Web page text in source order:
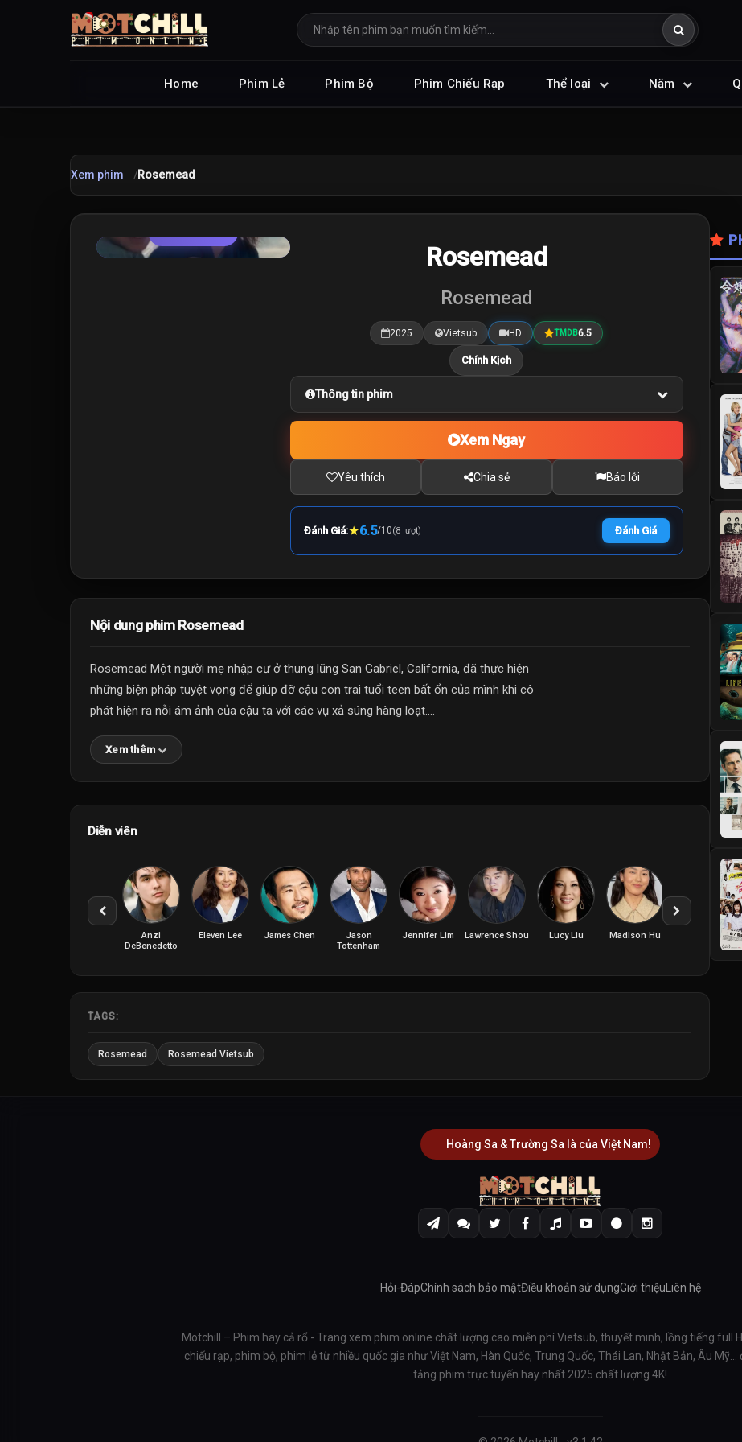
Home Phim Lẻ Phim Bộ Phim Chiếu Rạp Thể loại Năm
Xem phim Rosemead
★6.5/10 Rosemead
Rosemead
2025 Vietsub HD TMDB6.5
Chính Kịch
Thông tin phim
Xem Ngay
Yêu thích Chia sẻ Báo lỗi
Đánh Giá:★6.5/10(8 lượt) Đánh Giá
Nội dung phim Rosemead
Rosemead Một người mẹ nhập cư ở thung lũng San Gabriel, California, đã thực hiện
những biện pháp tuyệt vọng để giúp đỡ cậu con trai tuổi teen bất ổn của mình khi cô
phát hiện ra nỗi ám ảnh của cậu ta với các vụ xả súng hàng loạt....
Xem thêm
Diễn viên
Anzi
DeBenedetto
Eleven Lee James Chen
Jason
Tottenham
Jennifer Lim Lawrence Shou Lucy Liu Madison Hu Orion Lee
TAGS:
Rosemead Rosemead Vietsub
Hoàng Sa & Trường Sa là của Việt Nam!
Hỏi-ĐápChính sách bảo mậtĐiều khoản sử dụngGiới thiệuLiên hệ
Motchill – Phim hay cả rổ - Trang xem phim online chất lượng cao miễn phí Vietsub, thuyết minh, lồng tiếng full
chiếu rạp, phim bộ, phim lẻ từ nhiều quốc gia như Việt Nam, Hàn Quốc, Trung Quốc, Thái Lan, Nhật Bản, Âu
tảng phim trực tuyến hay nhất 2025 chất lượng 4K!